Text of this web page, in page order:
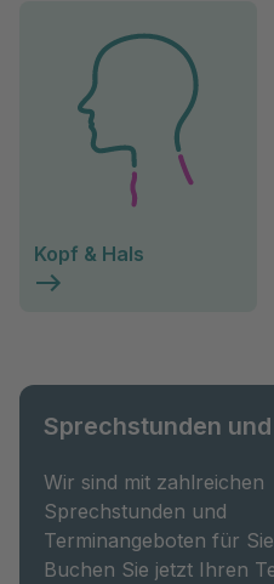
Kopf & Hals
Sprechstunden
Wir sind mit zahlreichen
Sprechstunden und
Terminangeboten für
Buchen Sie jetzt Ihren